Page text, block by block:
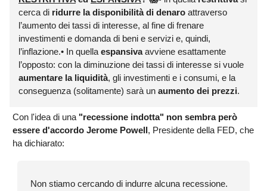
cerca di ridurre la disponibilità di denaro attraverso
l’aumento dei tassi di interesse, al fine di frenare
investimenti e domanda di beni e servizi e, quindi,
l’inflazione.• In quella espansivaavviene esattamente
l’opposto: con la diminuzione dei tassi di interesse si vuole
aumentare la liquidità, gli investimenti e i consumi, e la
conseguenza (solitamente) sarà un aumento dei prezzi.
Con l'idea di una "recessione indotta" non sembra però
essere d'accordo Jerome Powell, Presidente della FED, che
ha dichiarato:
Non stiamo cercando di indurre alcuna recessione.